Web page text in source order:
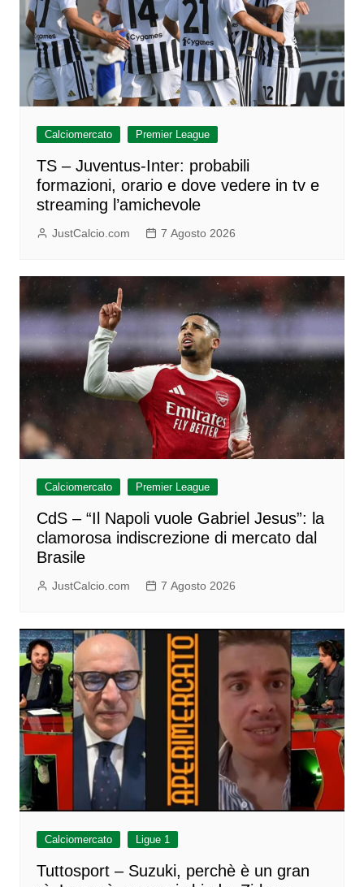
Calciomercato Premier League
TS – Juventus-Inter: probabili
formazioni, orario e dove vedere in tv e
streaming l’amichevole
JustCalcio.com 7 Agosto 2026
Calciomercato Premier League
CdS – “Il Napoli vuole Gabriel Jesus”: la
clamorosa indiscrezione di mercato dal
Brasile
JustCalcio.com 7 Agosto 2026
Calciomercato Ligue 1
Tuttosport – Suzuki, perchè è un gran